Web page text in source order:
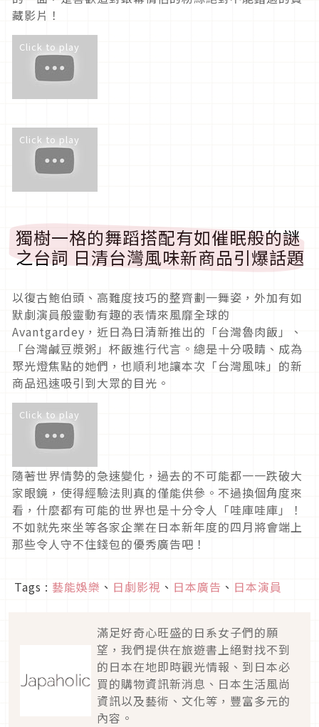
藏影片！
Click to play
Click to play
獨樹一格的舞蹈搭配有如催眠般的謎
之台詞 日清台灣風味新商品引爆話題
以復古鮑伯頭、高難度技巧的整齊劃一舞姿，外加有如
默劇演員般靈動有趣的表情來風靡全球的
Avantgardey，近日為日清新推出的「台灣魯肉飯」、
「台灣鹹豆漿粥」杯飯進行代言。總是十分吸睛、成為
聚光燈焦點的她們，也順利地讓本次「台灣風味」的新
商品迅速吸引到大眾的目光。
Click to play
隨著世界情勢的急速變化，過去的不可能都一一跌破大
家眼鏡，使得經驗法則真的僅能供參。不過換個角度來
看，什麼都有可能的世界也是十分令人「哇庫哇庫」！
不如就先來坐等各家企業在日本新年度的四月將會端上
那些令人守不住錢包的優秀廣告吧！
Tags : 藝能娛樂 、 日劇影視 、 日本廣告 、 日本演員
滿足好奇心旺盛的日系女子們的願
望，我們提供在旅遊書上絕對找不到
的日本在地即時觀光情報、到日本必
買的購物資訊新消息、日本生活風尚
資訊以及藝術、文化等，豐富多元的
內容。